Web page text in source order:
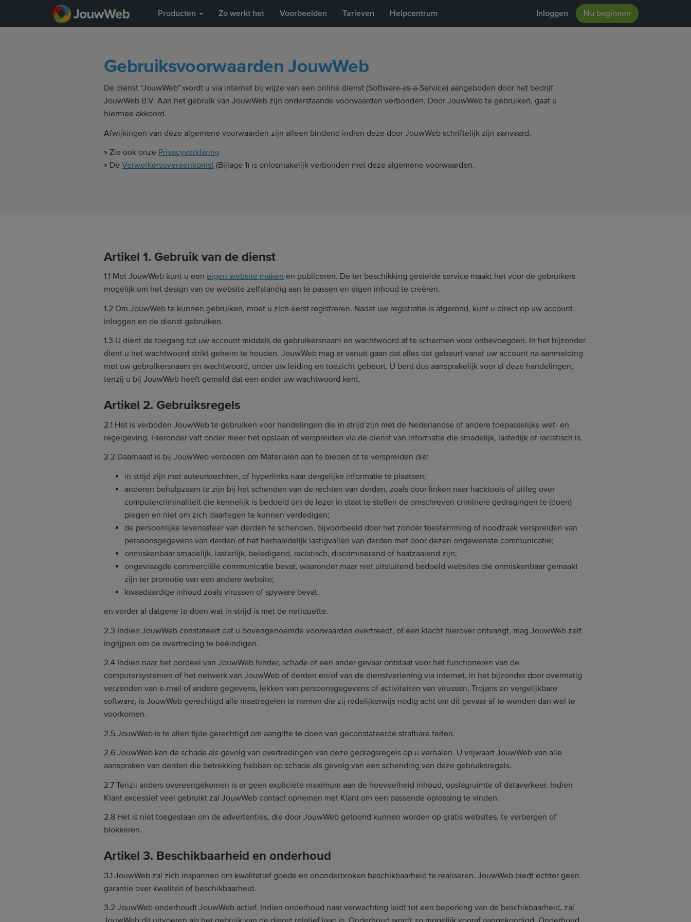
Producten Zo werkt het Voorbeelden Tarieven Helpcentrum Inloggen Nu beginnen
Gebruiksvoorwaarden JouwWeb
De dienst "JouwWeb" wordt u via internet bij wijze van een online dienst (Software-as-a-Service) aangeboden door het bedrijf
JouwWeb B.V. Aan het gebruik van JouwWeb zijn onderstaande voorwaarden verbonden. Door JouwWeb te gebruiken, gaat u
hiermee akkoord.
Afwijkingen van deze algemene voorwaarden zijn alleen bindend indien deze door JouwWeb schriftelijk zijn aanvaard.
» Zie ook onze Privacyverklaring
» De Verwerkersovereenkomst (Bijlage 1) is onlosmakelijk verbonden met deze algemene voorwaarden.
Artikel 1. Gebruik van de dienst
1.1 Met JouwWeb kunt u een eigen website maken en publiceren. De ter beschikking gestelde service maakt het voor de gebruikers
mogelijk om het design van de website zelfstandig aan te passen en eigen inhoud te creëren.
1.2 Om JouwWeb te kunnen gebruiken, moet u zich eerst registreren. Nadat uw registratie is afgerond, kunt u direct op uw account
inloggen en de dienst gebruiken.
1.3 U dient de toegang tot uw account middels de gebruikersnaam en wachtwoord af te schermen voor onbevoegden. In het bijzonder
dient u het wachtwoord strikt geheim te houden. JouwWeb mag er vanuit gaan dat alles dat gebeurt vanaf uw account na aanmelding
met uw gebruikersnaam en wachtwoord, onder uw leiding en toezicht gebeurt. U bent dus aansprakelijk voor al deze handelingen,
tenzij u bij JouwWeb heeft gemeld dat een ander uw wachtwoord kent.
Artikel 2. Gebruiksregels
2.1 Het is verboden JouwWeb te gebruiken voor handelingen die in strijd zijn met de Nederlandse of andere toepasselijke wet- en
regelgeving. Hieronder valt onder meer het opslaan of verspreiden via de dienst van informatie die smadelijk, lasterlijk of racistisch is.
2.2 Daarnaast is bij JouwWeb verboden om Materialen aan te bieden of te verspreiden die:
in strijd zijn met auteursrechten, of hyperlinks naar dergelijke informatie te plaatsen;
anderen behulpzaam te zijn bij het schenden van de rechten van derden, zoals door linken naar hacktools of uitleg over
computercriminaliteit die kennelijk is bedoeld om de lezer in staat te stellen de omschreven criminele gedragingen te (doen)
plegen en niet om zich daartegen te kunnen verdedigen;
de persoonlijke levenssfeer van derden te schenden, bijvoorbeeld door het zonder toestemming of noodzaak verspreiden van
persoonsgegevens van derden of het herhaaldelijk lastigvallen van derden met door dezen ongewenste communicatie;
onmiskenbaar smadelijk, lasterlijk, beledigend, racistisch, discriminerend of haatzaaiend zijn;
ongevraagde commerciële communicatie bevat, waaronder maar niet uitsluitend bedoeld websites die onmiskenbaar gemaakt
zijn ter promotie van een andere website;
kwaadaardige inhoud zoals virussen of spyware bevat.
en verder al datgene te doen wat in strijd is met de netiquette.
2.3 Indien JouwWeb constateert dat u bovengenoemde voorwaarden overtreedt, of een klacht hierover ontvangt, mag JouwWeb zelf
ingrijpen om de overtreding te beëindigen.
2.4 Indien naar het oordeel van JouwWeb hinder, schade of een ander gevaar ontstaat voor het functioneren van de
computersystemen of het netwerk van JouwWeb of derden en/of van de dienstverlening via internet, in het bijzonder door overmatig
verzenden van e-mail of andere gegevens, lekken van persoonsgegevens of activiteiten van virussen, Trojans en vergelijkbare
software, is JouwWeb gerechtigd alle maatregelen te nemen die zij redelijkerwijs nodig acht om dit gevaar af te wenden dan wel te
voorkomen.
2.5 JouwWeb is te allen tijde gerechtigd om aangifte te doen van geconstateerde strafbare feiten.
2.6 JouwWeb kan de schade als gevolg van overtredingen van deze gedragsregels op u verhalen. U vrijwaart JouwWeb van alle
aanspraken van derden die betrekking hebben op schade als gevolg van een schending van deze gebruiksregels.
2.7 Tenzij anders overeengekomen is er geen expliciete maximum aan de hoeveelheid inhoud, opslagruimte of dataverkeer. Indien
Klant excessief veel gebruikt zal JouwWeb contact opnemen met Klant om een passende oplossing te vinden.
2.8 Het is niet toegestaan om de advertenties, die door JouwWeb getoond kunnen worden op gratis websites, te verbergen of
blokkeren.
Artikel 3. Beschikbaarheid en onderhoud
3.1 JouwWeb zal zich inspannen om kwalitatief goede en ononderbroken beschikbaarheid te realiseren. JouwWeb biedt echter geen
garantie over kwaliteit of beschikbaarheid.
3.2 JouwWeb onderhoudt JouwWeb actief. Indien onderhoud naar verwachting leidt tot een beperking van de beschikbaarheid, zal